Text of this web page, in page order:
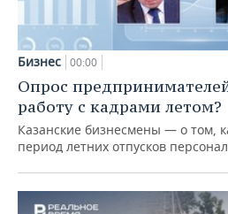
Бизнес 00:00
Опрос
работу с кадрами летом?
Казанские бизнесмены — о том,
период летних отпусков